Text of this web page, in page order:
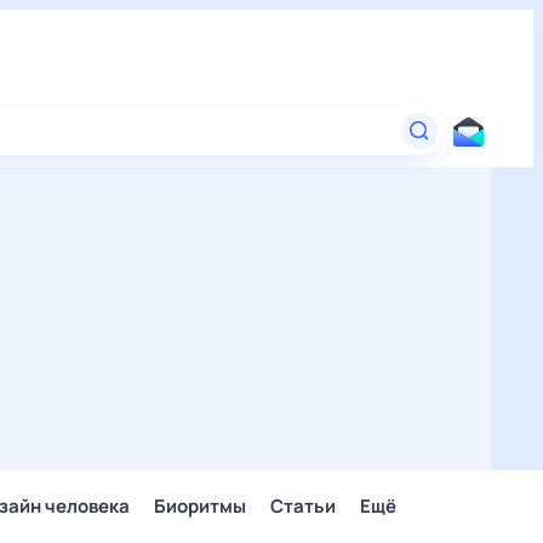
человека Биоритмы Статьи Ещё